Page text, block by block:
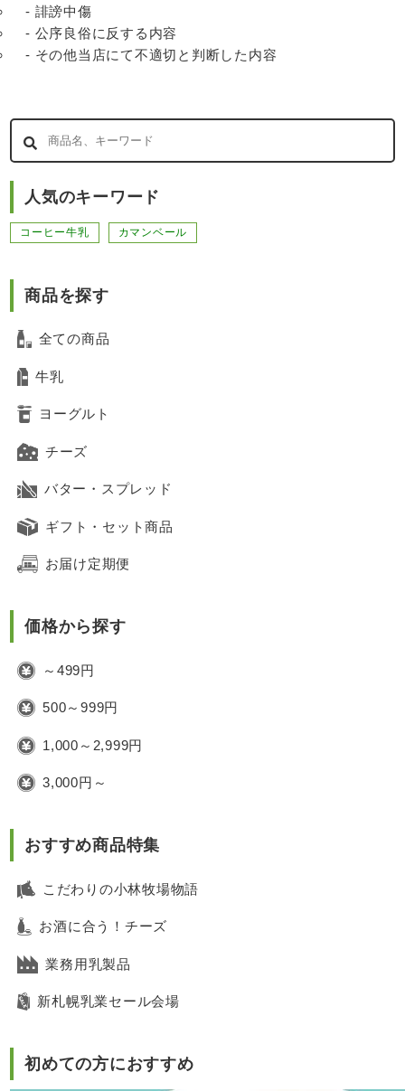
誹謗中傷
公序良俗に反する内容
その他当店にて不適切と判断した内容
人気のキーワード
コーヒー牛乳 カマンベール
商品を探す
全ての商品
牛乳
ヨーグルト
チーズ
バター・スプレッド
ギフト・セット商品
お届け定期便
価格から探す
～499円
500～999円
1,000～2,999円
3,000円～
おすすめ商品特集
こだわりの小林牧場物語
お酒に合う！チーズ
業務用乳製品
新札幌乳業セール会場
初めての方におすすめ